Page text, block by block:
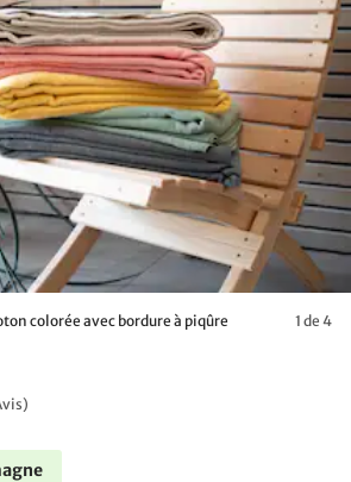
colorée avec bordure à piqûre
1 de 4
)